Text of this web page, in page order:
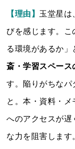
【理由】 玉堂星は
びを感じます。こ
る環境があるか
斎・学習スペース
す。陥りがちなパ
と。本・資料・
へのアクセスが遅
な力を阻害します